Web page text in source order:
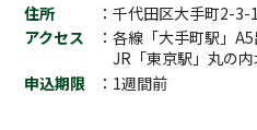
住所
：千代田区大手町2-3-
アクセス
：各線「大手町駅」
JR「東京駅」丸の
申込期限
：1週間前